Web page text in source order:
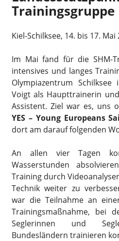
Trainingsgruppe
Kiel-Schilksee, 14. bis 17. Mai
Im Mai fand für die SHM-
intensives und langes
Olympiazentrum
Voigt als Haupttrainerin
Assistent. Ziel war es, uns
YES – Young Europeans
dort am darauf folgenden
An allen vier Tagen
Wasserstunden
Training durch
Technik weiter zu
war die Teilnahme an
Trainingsmaßnahme, bei
Seglerinnen und
Bundesländern trainieren